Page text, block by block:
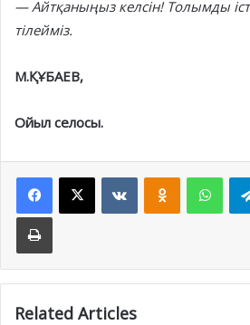
— Айтқаныңыз келсін! Толымды
тілейміз.
М.ҚҰБАЕВ,
Ойыл селосы.
Facebook
X VKontakte
Print
Related Articles